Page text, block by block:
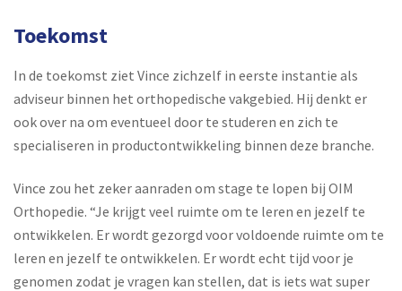
Toekomst
In de toekomst ziet Vince zichzelf in eerste instantie als
adviseur binnen het orthopedische vakgebied. Hij denkt er
ook over na om eventueel door te studeren en zich te
specialiseren in productontwikkeling binnen deze branche.
Vince zou het zeker aanraden om stage te lopen bij OIM
Orthopedie. “Je krijgt veel ruimte om te leren en jezelf te
ontwikkelen. Er wordt gezorgd voor voldoende ruimte om te
leren en jezelf te ontwikkelen. Er wordt echt tijd voor je
genomen zodat je vragen kan stellen, dat is iets wat super